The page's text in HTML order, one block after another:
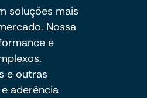
soluções mais
Nossa
e
e outras
aderência